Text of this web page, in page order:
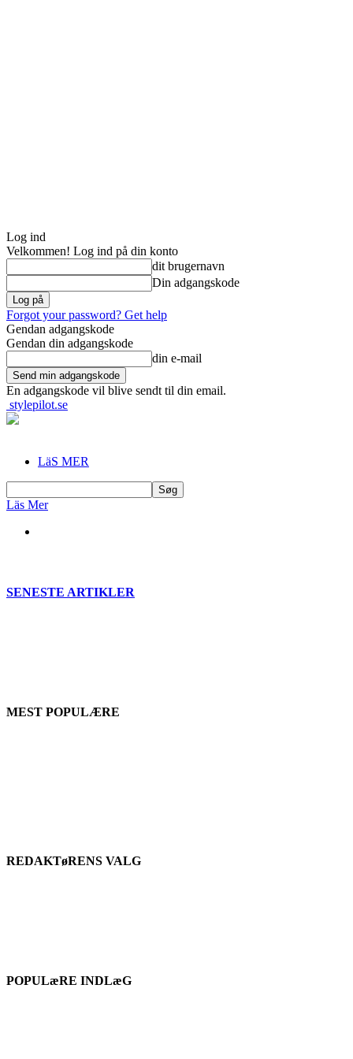
Log ind
Velkommen! Log ind på din konto
dit brugernavn
Din adgangskode
Forgot your password? Get help
Gendan adgangskode
Gendan din adgangskode
din e-mail
En adgangskode vil blive sendt til din email.
stylepilot.se
LäS MER
Läs Mer
SENESTE ARTIKLER
MEST POPULÆRE
REDAKTøRENS VALG
POPULæRE INDLæG